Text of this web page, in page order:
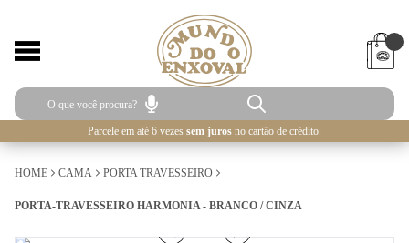
Parcele em até 6 vezes sem juros no cartão de crédito.
HOME CAMA PORTA TRAVESSEIRO
PORTA-TRAVESSEIRO HARMONIA - BRANCO / CINZA